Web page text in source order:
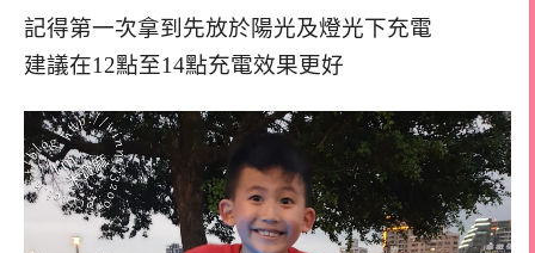
記得第一次拿到先放於陽光及燈光下充電
建議在12點至14點充電效果更好